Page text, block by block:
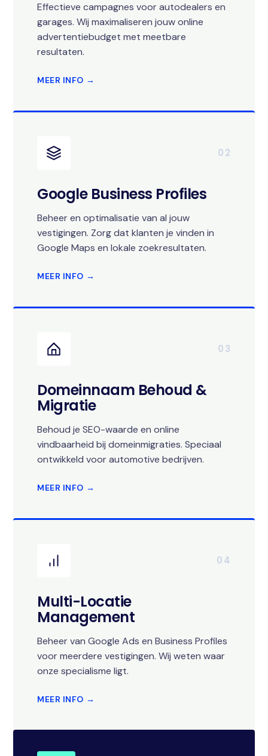
Effectieve campagnes voor autodealers en
garages. Wij maximaliseren jouw online
advertentiebudget met meetbare
resultaten.
MEER INFO →
02
Google Business Profiles
Beheer en optimalisatie van al jouw
vestigingen. Zorg dat klanten je vinden in
Google Maps en lokale zoekresultaten.
MEER INFO →
03
Domeinnaam Behoud &
Migratie
Behoud je SEO-waarde en online
vindbaarheid bij domeinmigraties. Speciaal
ontwikkeld voor automotive bedrijven.
MEER INFO →
04
Multi-Locatie
Management
Beheer van Google Ads en Business Profiles
voor meerdere vestigingen. Wij weten waar
onze specialisme ligt.
MEER INFO →